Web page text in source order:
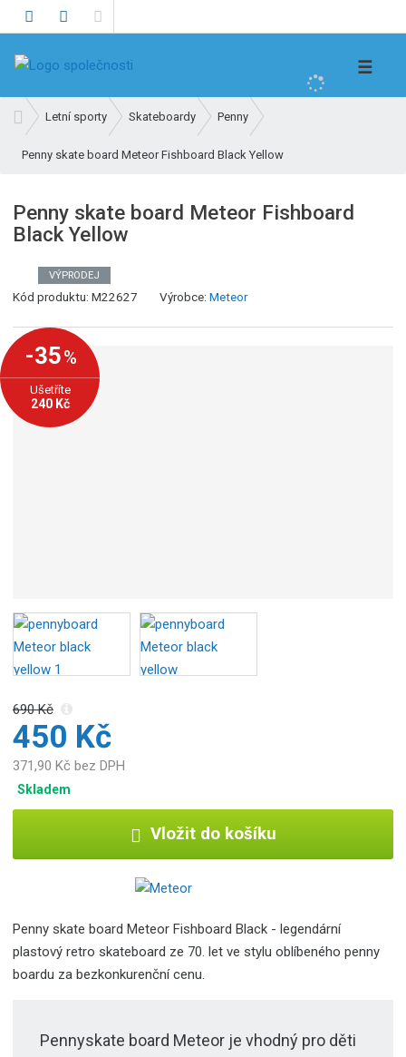
e
t
☰
v
o
í
s
a
a
Letní sporty Skateboardy Penny
Penny skate board Meteor Fishboard Black Yellow
Penny skate board Meteor Fishboard
Black Yellow
VÝPRODEJ
Kód produktu:M22627 Výrobce:Meteor
-35%
Ušetříte
240 Kč
690 Kč
450 Kč
371,90 Kč bez DPH
Skladem
Vložit do košíku
Penny skate board Meteor Fishboard Black - legendární
plastový retro skateboard ze 70. let ve stylu oblíbeného penny
boardu za bezkonkurenční cenu.
Pennyskate board Meteor je vhodný pro děti